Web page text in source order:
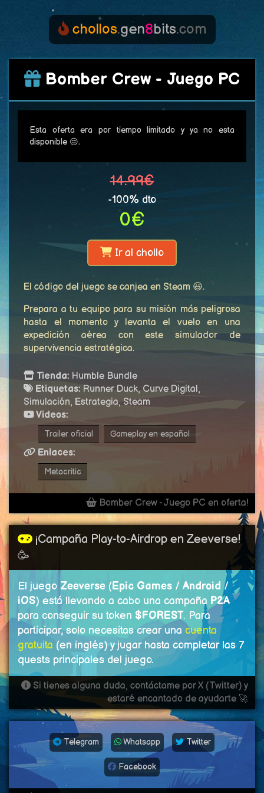
chollos.gen8bits.com
Bomber Crew - Juego PC
Esta oferta era por tiempo limitado y ya no esta
disponible 😔.
14.99€
-100% dto
0€
Ir al chollo
El código del juego se canjea en Steam 😃.
Prepara a tu equipo para su misión más peligrosa
hasta el momento y levanta el vuelo en una
expedición aérea con este simulador de
supervivencia estratégica.
Tienda: Humble Bundle
Etiquetas: Runner Duck, Curve Digital,
Simulación, Estrategia, Steam
Videos:
Trailer oficial Gameplay en español
Enlaces:
Metacritic
Bomber Crew - Juego PC en oferta!
¡Campaña Play-to-Airdrop en Zeeverse!
🥳
El juego Zeeverse (Epic Games / Android /
iOS) está llevando a cabo una campaña P2A
para conseguir su token $FOREST. Para
participar, solo necesitas crear una cuenta
gratuita (en inglés) y jugar hasta completar las 7
quests principales del juego.
Si tienes alguna duda, contáctame por X (Twitter) y
estaré encantado de ayudarte 🚀
Telegram Whatsapp Twitter
Facebook